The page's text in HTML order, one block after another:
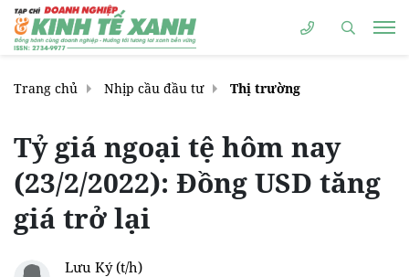
Trang chủ Nhịp cầu đầu tư Thị trường
Tỷ giá ngoại tệ hôm nay
(23/2/2022): Đồng USD tăng
giá trở lại
Lưu Ký (t/h)